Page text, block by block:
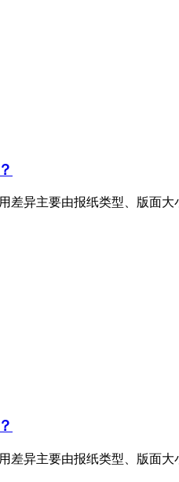
差异主要由报纸类型、版面
差异主要由报纸类型、版面